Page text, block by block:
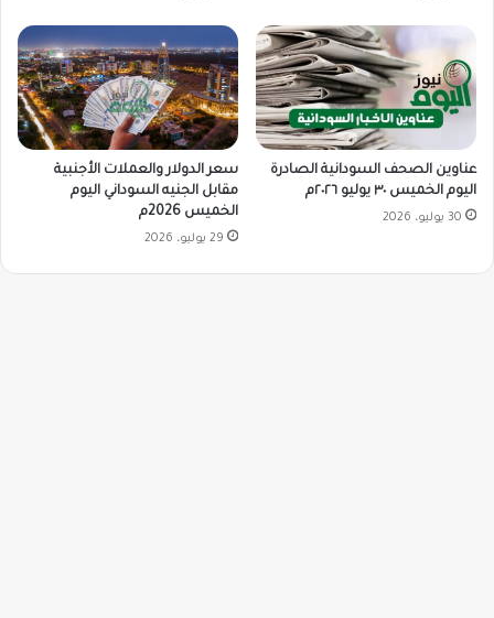
عناوين الصحف السودانية الصادرة
اليوم الخميس ٣٠ يوليو ٢٠٢٦م
30 يوليو، 2026
سعر الدولار والعملات الأجنبية
مقابل الجنيه السوداني اليوم
الخميس 2026م
29 يوليو، 2026